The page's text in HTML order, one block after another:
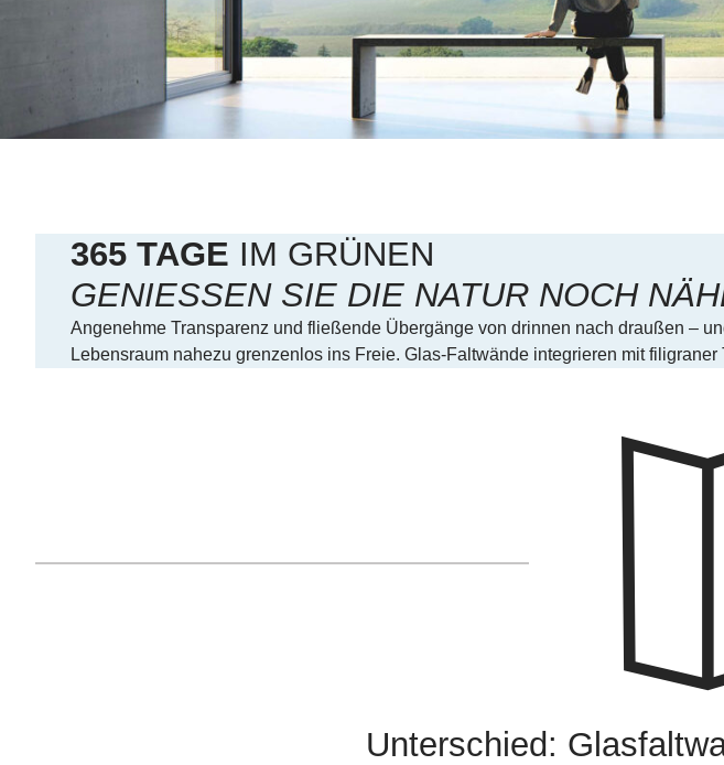
365 TAGE IM GRÜNEN
GENIESSEN SIE DIE NATUR NOCH
Angenehme Transparenz und fließende Übergänge von drinnen nach draußen –
Lebensraum nahezu grenzenlos ins Freie. Glas-Faltwände integrieren mit
Unterschied: